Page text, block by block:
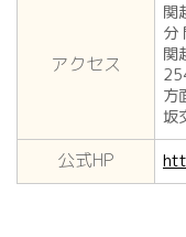
アクセス
関
分
関
方
坂
公式HP